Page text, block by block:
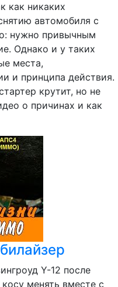
как никаких
автомобиля с
нужно привычным
Однако и у таких
места,
и принципа действия.
крутит, но не
о причинах и как
Y-12 после
менять вместе с